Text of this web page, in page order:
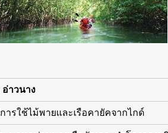
อ่าวนาง
ารใช้ไม้พายและเรือคายัคจากไกด์